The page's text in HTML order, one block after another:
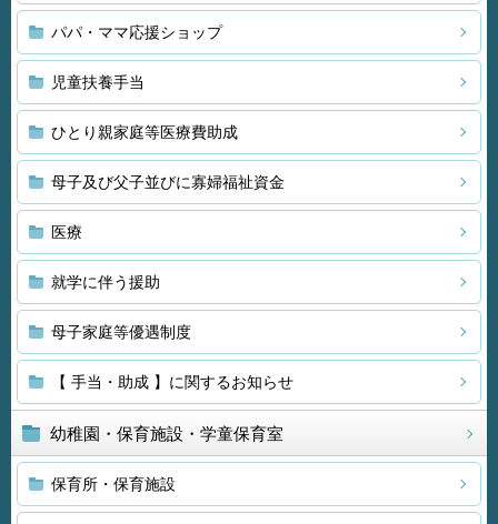
パパ・ママ応援ショップ
児童扶養手当
ひとり親家庭等医療費助成
母子及び父子並びに寡婦福祉資金
医療
就学に伴う援助
母子家庭等優遇制度
【 手当・助成 】に関するお知らせ
幼稚園・保育施設・学童保育室
保育所・保育施設